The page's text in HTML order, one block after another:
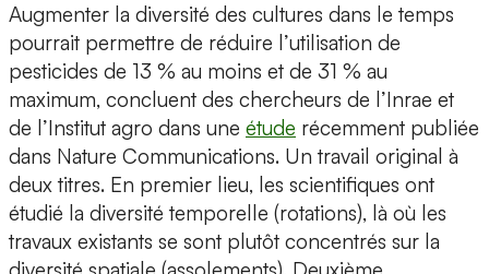
Augmenter la diversité des cultures dans le temps
pourrait permettre de réduire l’utilisation de
pesticides de 13 % au moins et de 31 % au
maximum, concluent des chercheurs de l’Inrae et
de l’Institut agro dans une étude récemment publiée
dans Nature Communications. Un travail original à
deux titres. En premier lieu, les scientifiques ont
étudié la diversité temporelle (rotations), là où les
travaux existants se sont plutôt concentrés sur la